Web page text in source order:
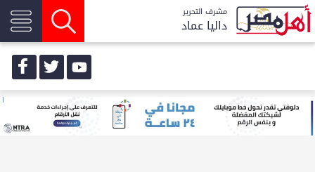
مشرف التحرير
داليا عماد